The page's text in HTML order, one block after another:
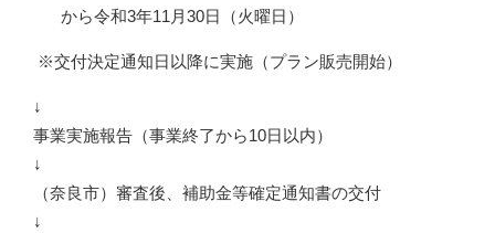
から令和3年11月30日（火曜日）
※交付決定通知日以降に実施（プラン販売開始）
↓
事業実施報告（事業終了から10日以内）
↓
（奈良市）審査後、補助金等確定通知書の交付
↓